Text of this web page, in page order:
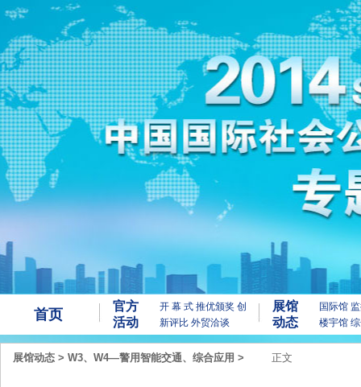
首页
官方
活动
开 幕 式 推优颁奖 创
新评比 外贸洽谈
展馆
动态
国际馆
楼宇馆
展馆动态 > W3、W4—警用智能交通、综合应用 > 正文